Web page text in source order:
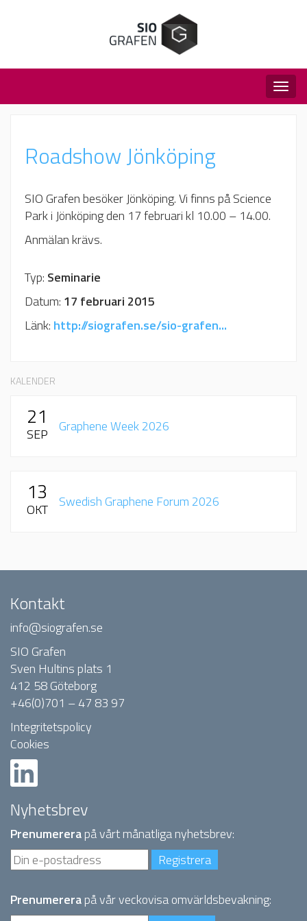
Roadshow Jönköping
SIO Grafen besöker Jönköping. Vi finns på Science
Park i Jönköping den 17 februari kl 10.00 – 14.00.
Anmälan krävs.
Typ: Seminarie
Datum: 17 februari 2015
Länk: http://siografen.se/sio-grafen...
KALENDER
21
SEP Graphene Week 2026
13
OKT Swedish Graphene Forum 2026
Kontakt
info@siografen.se
SIO Grafen
Sven Hultins plats 1
412 58 Göteborg
+46(0)701 – 47 83 97
Integritetspolicy
Cookies
Nyhetsbrev
Prenumererapå vårt månatliga nyhetsbrev:
Prenumererapå vår veckovisa omvärldsbevakning: